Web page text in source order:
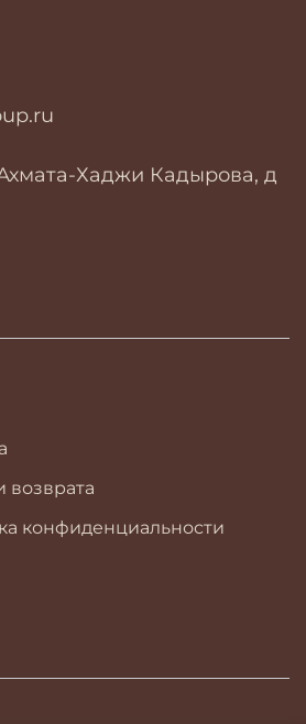
возврата
конфиденциальности
Хаджи Кадырова, д